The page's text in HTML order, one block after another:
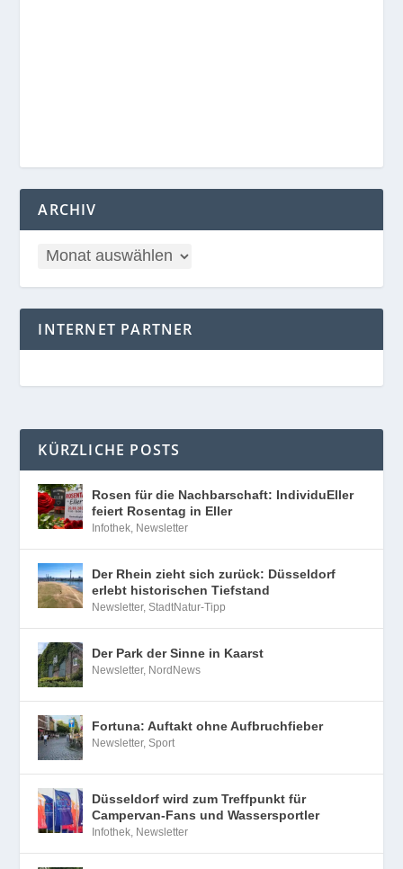
ARCHIV
INTERNET PARTNER
KÜRZLICHE POSTS
Rosen für die Nachbarschaft: IndividuEller
feiert Rosentag in Eller
Infothek, Newsletter
Der Rhein zieht sich zurück: Düsseldorf
erlebt historischen Tiefstand
Newsletter,StadtNatur-Tipp
Der Park der Sinne in Kaarst
Newsletter, NordNews
Fortuna: Auftakt ohne Aufbruchfieber
Newsletter,Sport
Düsseldorf wird zum Treffpunkt für
Campervan-Fans und Wassersportler
Infothek, Newsletter